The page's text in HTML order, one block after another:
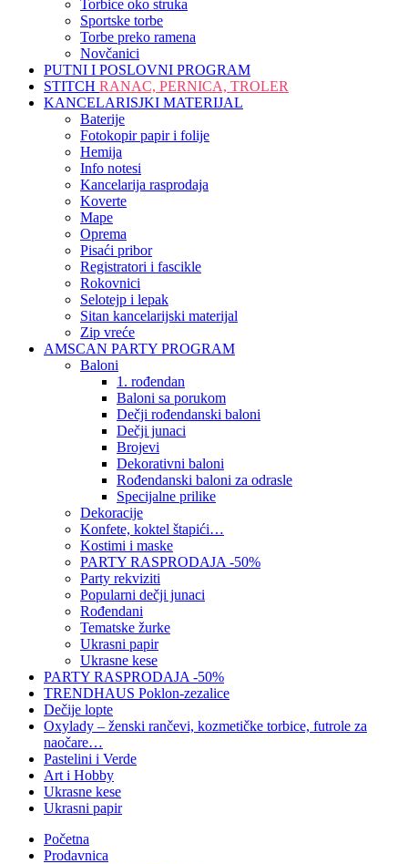
Torbice oko struka
Sportske torbe
Torbe preko ramena
Novčanici
PUTNI I POSLOVNI PROGRAM
STITCH RANAC, PERNICA, TROLER
KANCELARISJKI MATERIJAL
Baterije
Fotokopir papir i folije
Hemija
Info notesi
Kancelarija rasprodaja
Koverte
Mape
Oprema
Pisaći pribor
Registratori i fascikle
Rokovnici
Selotejp i lepak
Sitan kancelarijski materijal
Zip vreće
AMSCAN PARTY PROGRAM
Baloni
1. rođendan
Baloni sa porukom
Dečji rođendanski baloni
Dečji junaci
Brojevi
Dekorativni baloni
Rođendanski baloni za odrasle
Specijalne prilike
Dekoracije
Konfete, koktel štapići…
Kostimi i maske
PARTY RASPRODAJA -50%
Party rekviziti
Popularni dečji junaci
Rođendani
Tematske žurke
Ukrasni papir
Ukrasne kese
PARTY RASPRODAJA -50%
TRENDHAUS Poklon-zezalice
Dečije lopte
Oxylady – ženski rančevi, kozmetičke torbice, futrole za
naočare…
Pastelini i Verde
Art i Hobby
Ukrasne kese
Ukrasni papir
Početna
Prodavnica